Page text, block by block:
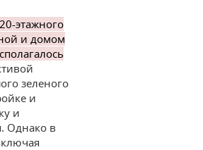
этажного
и домом
зеленого
и
и
Однако в